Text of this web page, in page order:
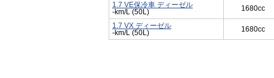
1.7 VE保冷車 ディーゼル
-km/L (50L)
1680cc
1.7 VX ディーゼル
-km/L (50L)
1680cc